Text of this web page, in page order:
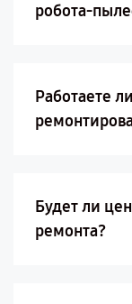
робота-
Работаете
Будет ли
ремонта?